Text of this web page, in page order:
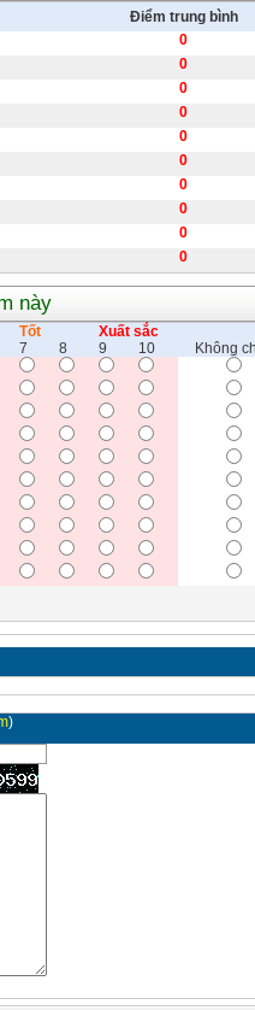
Điểm trung bình
0
0
0
0
0
0
0
0
0
0
này
Tốt
Xuất sắc
7 8 9 10
Không
)